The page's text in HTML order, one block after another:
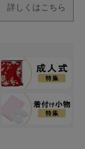
詳しくはこちら